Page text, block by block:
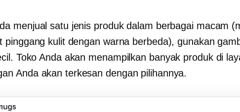
menjual satu jenis produk dalam berbagai macam
pinggang kulit dengan warna berbeda), gunakan
Toko Anda akan menampilkan banyak produk di
Anda akan terkesan dengan pilihannya.